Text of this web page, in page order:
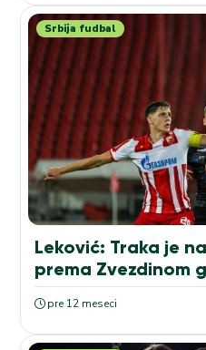
Srbija fudbal
Leković: Traka je
prema Zvezdinom
pre 12 meseci